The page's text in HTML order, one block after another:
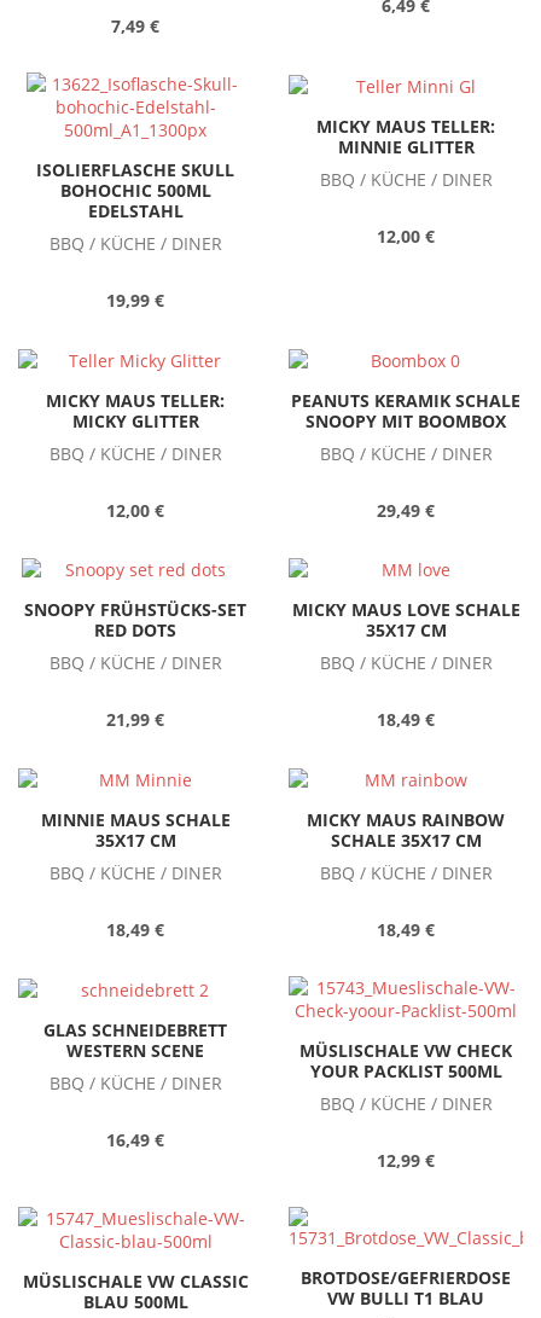
7,49 €
6,49 €
ISOLIERFLASCHE SKULL
BOHOCHIC 500ML
EDELSTAHL
BBQ / KÜCHE / DINER
19,99 €
MICKY MAUS TELLER:
MINNIE GLITTER
BBQ / KÜCHE / DINER
12,00 €
MICKY MAUS TELLER:
MICKY GLITTER
BBQ / KÜCHE / DINER
12,00 €
PEANUTS KERAMIK SCHALE
SNOOPY MIT BOOMBOX
BBQ / KÜCHE / DINER
29,49 €
SNOOPY FRÜHSTÜCKS-SET
RED DOTS
BBQ / KÜCHE / DINER
21,99 €
MICKY MAUS LOVE SCHALE
35X17 CM
BBQ / KÜCHE / DINER
18,49 €
MINNIE MAUS SCHALE
35X17 CM
BBQ / KÜCHE / DINER
18,49 €
MICKY MAUS RAINBOW
SCHALE 35X17 CM
BBQ / KÜCHE / DINER
18,49 €
GLAS SCHNEIDEBRETT
WESTERN SCENE
BBQ / KÜCHE / DINER
16,49 €
MÜSLISCHALE VW CHECK
YOUR PACKLIST 500ML
BBQ / KÜCHE / DINER
12,99 €
MÜSLISCHALE VW CLASSIC
BLAU 500ML
BROTDOSE/GEFRIERDOSE
VW BULLI T1 BLAU